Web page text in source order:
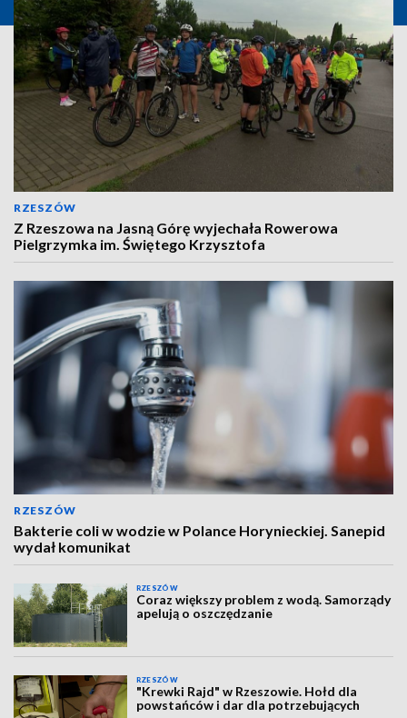
RZESZÓW
Z Rzeszowa na Jasną Górę wyjechała Rowerowa
Pielgrzymka im. Świętego Krzysztofa
RZESZÓW
Bakterie coli w wodzie w Polance Horynieckiej. Sanepid
wydał komunikat
RZESZÓW
Coraz większy problem z wodą. Samorządy
apelują o oszczędzanie
RZESZÓW
"Krewki Rajd" w Rzeszowie. Hołd dla
powstańców i dar dla potrzebujących